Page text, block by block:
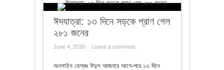
ঈদযাত্রা: ১৩ দিনে সড়কে প্রাণ গেল
২৮১ জনের
June 4, 2026 Leave a comment
অনলাইন ডেস্কঃ ঈদুল আজহার আগে-পরে ১৩ দিনে